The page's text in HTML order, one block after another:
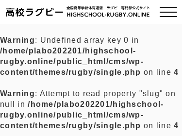
ご挨拶
全国チーム紹介
Warning: Undefined array key 0 in
/home/plabo202201/highschool-
rugby.online/public_html/cms/wp-
content/themes/rugby/single.php on line4
Warning: Attempt to read property "slug" on
null in/home/plabo202201/highschool-
rugby.online/public_html/cms/wp-
content/themes/rugby/single.php on line4